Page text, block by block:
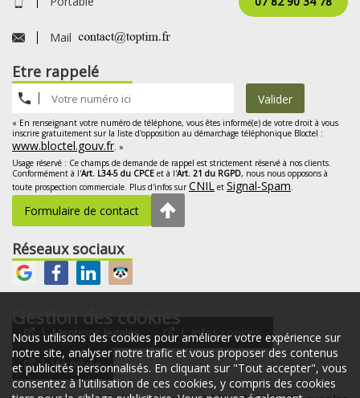
Gestion des cookies
Nous utilisons des cookies pour améliorer votre expérience sur
notre site, analyser notre trafic et vous proposer des contenus
et publicités personnalisés. En cliquant sur "Tout accepter", vous
consentez à l'utilisation de ces cookies, y compris des cookies
Mail
Etre rappelé
Valider
« En renseignant votre numéro de téléphone, vous êtes informé(e) de votre droit à vous
inscrire gratuitement sur la liste d'opposition au démarchage téléphonique Bloctel :
www.bloctel.gouv.fr. »
Usage réservé : Ce champs de demande de rappel est strictement réservé à nos clients.
Conformément à l'Art. L34-5 du CPCE et à l'Art. 21 du RGPD, nous nous opposons à
toute prospection commerciale. Plus d'infos surCNIL et Signal-Spam.
Formulaire de contact
Réseaux sociaux
Mentions légales Infos cookies
Vie privée